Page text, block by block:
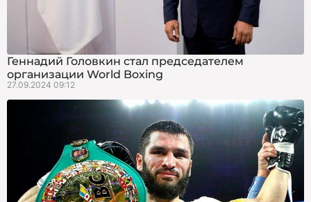
Геннадий Головкин стал председателем
организации World Boxing
27.09.2024 09:12